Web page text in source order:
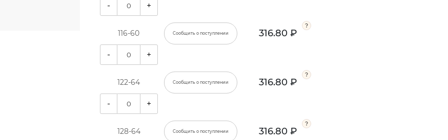
- +
116-60 Сообщить о поступлении 316.80 ₽
- +
122-64 Сообщить о поступлении 316.80 ₽
- +
128-64 Сообщить о поступлении 316.80 ₽